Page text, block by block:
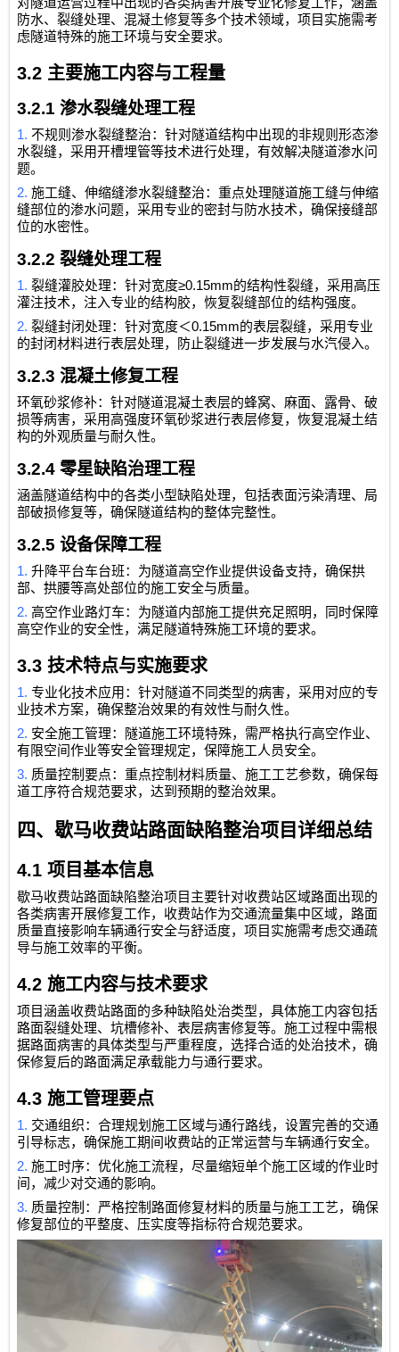
对隧道运营过程中出现的各类病害开展专业化修复工作，涵盖
防水、裂缝处理、混凝土修复等多个技术领域，项目实施需考
虑隧道特殊的施工环境与安全要求。
3.2 主要施工内容与工程量
3.2.1渗水裂缝处理工程
1.不规则渗水裂缝整治：针对隧道结构中出现的非规则形态渗
水裂缝，采用开槽埋管等技术进行处理，有效解决隧道渗水问
题。
2.施工缝、伸缩缝渗水裂缝整治：重点处理隧道施工缝与伸缩
缝部位的渗水问题，采用专业的密封与防水技术，确保接缝部
位的水密性。
3.2.2裂缝处理工程
1.裂缝灌胶处理：针对宽度≥0.15mm的结构性裂缝，采用高压
灌注技术，注入专业的结构胶，恢复裂缝部位的结构强度。
2.裂缝封闭处理：针对宽度＜0.15mm的表层裂缝，采用专业
的封闭材料进行表层处理，防止裂缝进一步发展与水汽侵入。
3.2.3混凝土修复工程
环氧砂浆修补：针对隧道混凝土表层的蜂窝、麻面、露骨、破
损等病害，采用高强度环氧砂浆进行表层修复，恢复混凝土结
构的外观质量与耐久性。
3.2.4零星缺陷治理工程
涵盖隧道结构中的各类小型缺陷处理，包括表面污染清理、局
部破损修复等，确保隧道结构的整体完整性。
3.2.5设备保障工程
1.升降平台车台班：为隧道高空作业提供设备支持，确保拱
部、拱腰等高处部位的施工安全与质量。
2.高空作业路灯车：为隧道内部施工提供充足照明，同时保障
高空作业的安全性，满足隧道特殊施工环境的要求。
3.3技术特点与实施要求
1.专业化技术应用：针对隧道不同类型的病害，采用对应的专
业技术方案，确保整治效果的有效性与耐久性。
2. 安全施工管理：隧道施工环境特殊，需严格执行高空作业、
有限空间作业等安全管理规定，保障施工人员安全。
3. 质量控制要点：重点控制材料质量、施工工艺参数，确保每
道工序符合规范要求，达到预期的整治效果。
四、歇马收费站路面缺陷整治项目详细总结
4.1项目基本信息
歇马收费站路面缺陷整治项目主要针对收费站区域路面出现的
各类病害开展修复工作，收费站作为交通流量集中区域，路面
质量直接影响车辆通行安全与舒适度，项目实施需考虑交通疏
导与施工效率的平衡。
4.2施工内容与技术要求
项目涵盖收费站路面的多种缺陷处治类型，具体施工内容包括
路面裂缝处理、坑槽修补、表层病害修复等。施工过程中需根
据路面病害的具体类型与严重程度，选择合适的处治技术，确
保修复后的路面满足承载能力与通行要求。
4.3施工管理要点
1. 交通组织：合理规划施工区域与通行路线，设置完善的交通
引导标志，确保施工期间收费站的正常运营与车辆通行安全。
2.施工时序：优化施工流程，尽量缩短单个施工区域的作业时
间，减少对交通的影响。
3. 质量控制：严格控制路面修复材料的质量与施工工艺，确保
修复部位的平整度、压实度等指标符合规范要求。